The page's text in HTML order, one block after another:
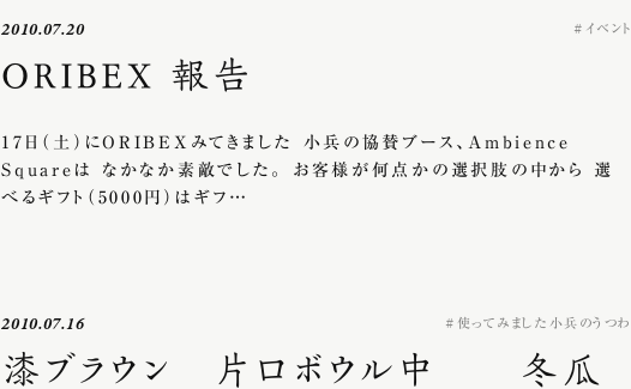
2010.07.20 イベント
ORIBEX 報告
17日（土）にORIBEXみてきました 小兵の協賛ブース、Ambience
Squareは なかなか素敵でした。 お客様が何点かの選択肢の中から 選
べるギフト（5000円）はギフ…
2010.07.16 使ってみました小兵のうつわ
漆ブラウン 片口ボウル中 冬瓜